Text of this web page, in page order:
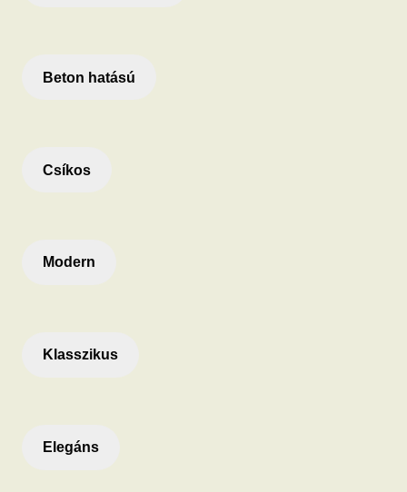
Beton hatású
Csíkos
Modern
Klasszikus
Elegáns